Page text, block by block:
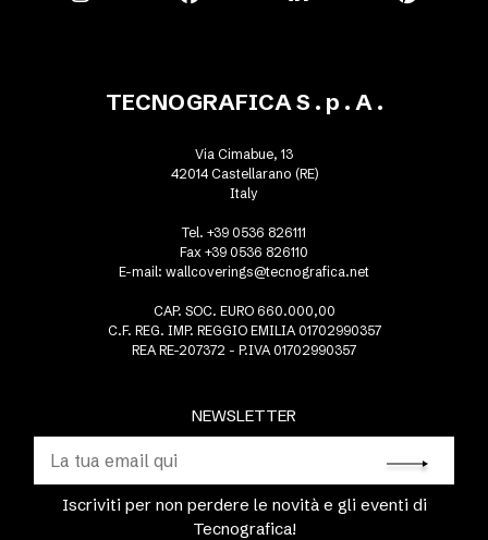
NEWSLETTER
Iscriviti per non perdere le novità e gli eventi di
Tecnografica!
TECNOGRAFICA S . p . A .
Via Cimabue, 13
42014 Castellarano (RE)
Italy
Tel. +39 0536 826111
Fax +39 0536 826110
E-mail: wallcoverings@tecnografica.net
CAP. SOC. EURO 660.000,00
C.F. REG. IMP. REGGIO EMILIA 01702990357
REA RE-207372 - P.IVA 01702990357